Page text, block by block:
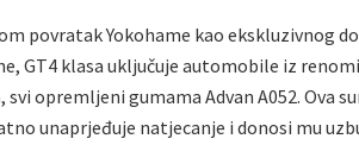
povratak Yokohame kao ekskluzivnog
GT4 klasa uključuje automobile iz
opremljeni gumama Advan A052. Ova
unaprjeđuje natjecanje i donosi mu